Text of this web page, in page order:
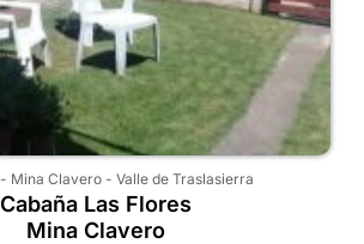
- Mina Clavero - Valle de Traslasierra
Cabaña Las Flores
Mina Clavero